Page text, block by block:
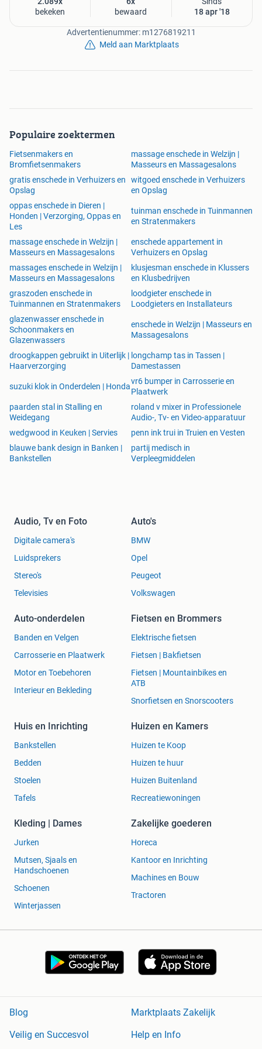
We hebben voor uw E-bike een speciale grote beurt
samengesteld welke specifiek gericht is op alle
componenten tbv uw Bosch ondersteuning.
Het betreft een zeer uitgebreide service beurt waar alle
onderdelen)
Vraag uw elektrische fiets beurt aan via whatsapp
0612707522
Bent u van plan uw bosch ebike te verkopen?
We kunnen ook alleen uitlezen, software optimaliseren en
bekeken
bewaard
18 apr '18
Advertentienummer: m1276819211
Meld aan Marktplaats
Populaire zoektermen
Fietsenmakers en
Bromfietsenmakers
massage enschede in Welzijn |
Masseurs en Massagesalons
gratis enschede in Verhuizers en
Opslag
witgoed enschede in Verhuizers
en Opslag
oppas enschede in Dieren |
Honden | Verzorging, Oppas en
Les
tuinman enschede in Tuinmannen
en Stratenmakers
massage enschede in Welzijn |
Masseurs en Massagesalons
enschede appartement in
Verhuizers en Opslag
massages enschede in Welzijn |
Masseurs en Massagesalons
klusjesman enschede in Klussers
en Klusbedrijven
graszoden enschede in
Tuinmannen en Stratenmakers
loodgieter enschede in
Loodgieters en Installateurs
glazenwasser enschede in
Schoonmakers en
Glazenwassers
enschede in Welzijn | Masseurs en
Massagesalons
droogkappen gebruikt in Uiterlijk |
Haarverzorging
longchamp tas in Tassen |
Damestassen
suzuki klok in Onderdelen | Honda
vr6 bumper in Carrosserie en
Plaatwerk
paarden stal in Stalling en
Weidegang
roland v mixer in Professionele
Audio-, Tv- en Video-apparatuur
wedgwood in Keuken | Servies
penn ink trui in Truien en Vesten
blauwe bank design in Banken |
Bankstellen
partij medisch in
Verpleegmiddelen
Audio, Tv en Foto
Digitale camera's
Luidsprekers
Stereo's
Televisies
Auto's
BMW
Opel
Peugeot
Volkswagen
Auto-onderdelen
Banden en Velgen
Carrosserie en Plaatwerk
Motor en Toebehoren
Interieur en Bekleding
Fietsen en Brommers
Elektrische fietsen
Fietsen | Bakfietsen
Fietsen | Mountainbikes en
ATB
Snorfietsen en Snorscooters
Huis en Inrichting
Bankstellen
Bedden
Stoelen
Tafels
Huizen en Kamers
Huizen te Koop
Huizen te huur
Huizen Buitenland
Recreatiewoningen
Kleding | Dames
Jurken
Mutsen, Sjaals en
Handschoenen
Schoenen
Winterjassen
Zakelijke goederen
Horeca
Kantoor en Inrichting
Machines en Bouw
Tractoren
Blog
Marktplaats Zakelijk
Veilig en Succesvol
Help en Info